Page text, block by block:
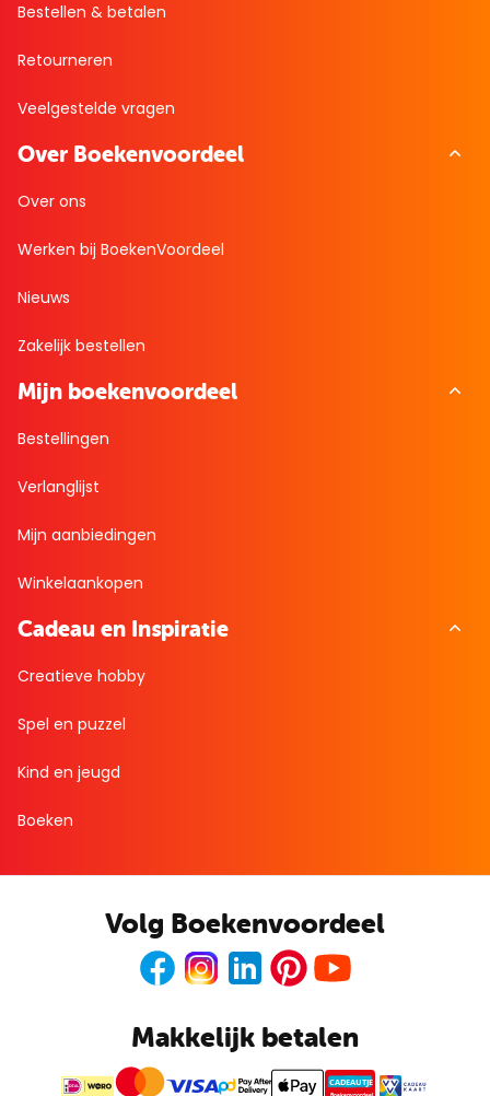
Bestellen & betalen
Retourneren
Veelgestelde vragen
Over Boekenvoordeel
Over ons
Werken bij BoekenVoordeel
Nieuws
Zakelijk bestellen
Mijn boekenvoordeel
Bestellingen
Verlanglijst
Mijn aanbiedingen
Winkelaankopen
Cadeau en Inspiratie
Creatieve hobby
Spel en puzzel
Kind en jeugd
Boeken
Volg Boekenvoordeel
FacebookInstagramLinkedInPinterest
Makkelijk betalen
CADEAUTJE